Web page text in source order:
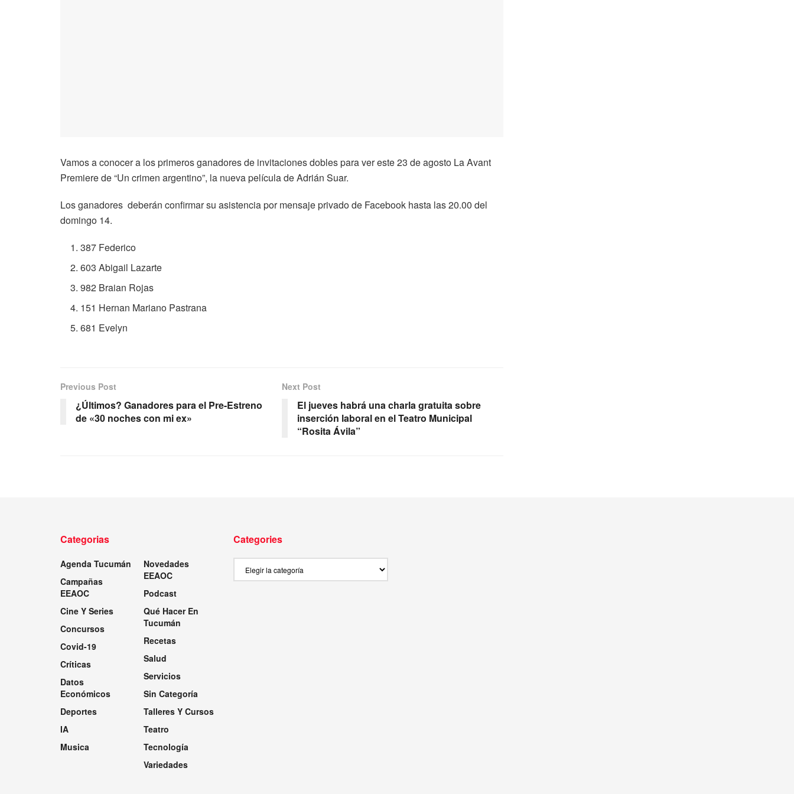
Vamos a conocer a los primeros ganadores de invitaciones dobles para ver este 23 de agosto La Avant
Premiere de “Un crimen argentino”, la nueva película de Adrián Suar.
Los ganadores deberán confirmar su asistencia por mensaje privado de Facebook hasta las 20.00 del
domingo 14.
387 Federico
603 Abigail Lazarte
982 Braian Rojas
151 Hernan Mariano Pastrana
681 Evelyn
Previous Post
¿Últimos? Ganadores para el Pre-Estreno
de «30 noches con mi ex»
Next Post
El jueves habrá una charla gratuita sobre
inserción laboral en el Teatro Municipal
“Rosita Ávila”
Categorias
Agenda Tucumán
Campañas
EEAOC
Cine Y Series
Concursos
Covid-19
Críticas
Datos
Económicos
Deportes
IA
Musica
Novedades
EEAOC
Podcast
Qué Hacer En
Tucumán
Recetas
Salud
Servicios
Sin Categoría
Talleres Y Cursos
Teatro
Tecnología
Variedades
Categories